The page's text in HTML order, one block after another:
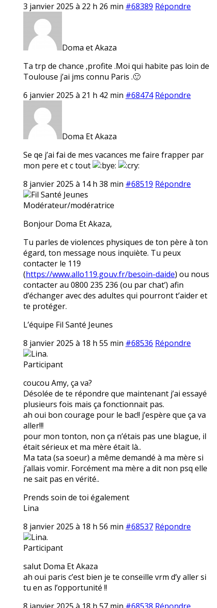
3 janvier 2025 à 22 h 26 min #68389 Répondre
Doma et Akaza
Ta trp de chance ,profite .Moi qui habite pas loin de
Toulouse j’ai jms connu Paris .🙂
6 janvier 2025 à 21 h 42 min #68474 Répondre
Doma Et Akaza
Se qe j’ai fai de mes vacances me faire frapper par
mon pere et c tout
8 janvier 2025 à 14 h 38 min #68519 Répondre
Fil Santé Jeunes
Modérateur/modératrice
Bonjour Doma Et Akaza,
Tu parles de violences physiques de ton père à ton
égard, ton message nous inquiète. Tu peux
contacter le 119
(https://www.allo119.gouv.fr/besoin-daide) ou nous
contacter au 0800 235 236 (ou par chat’) afin
d’échanger avec des adultes qui pourront t’aider et
te protéger.
L’équipe Fil Santé Jeunes
8 janvier 2025 à 18 h 55 min #68536 Répondre
Lina.
Participant
coucou Amy, ça va?
Désolée de te répondre que maintenant j’ai essayé
plusieurs fois mais ça fonctionnait pas.
ah oui bon courage pour le bac!! j’espère que ça va
aller!!!
pour mon tonton, non ça n’étais pas une blague, il
était sérieux et ma mère était là..
Ma tata (sa soeur) a même demandé à ma mère si
j’allais vomir. Forcément ma mère a dit non psq elle
ne sait pas en vérité..
Prends soin de toi également
Lina
8 janvier 2025 à 18 h 56 min #68537 Répondre
Lina.
Participant
salut Doma Et Akaza
ah oui paris c’est bien je te conseille vrm d’y aller si
tu en as l’opportunité !!